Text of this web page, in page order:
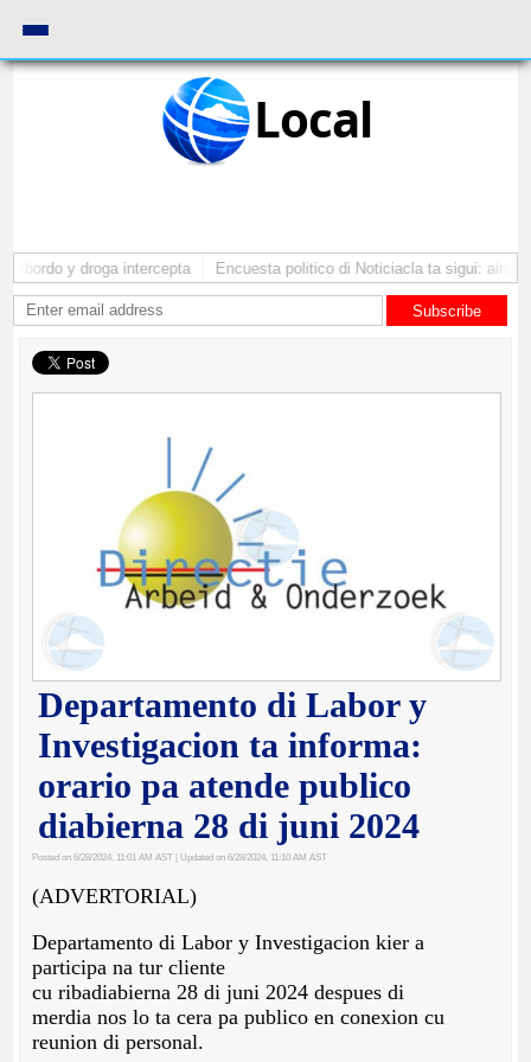
Local
abordo y droga intercepta Encuesta politico di Noticiacla ta sigui: ainda
Subscribe
Departamento di Labor y
Investigacion ta informa:
orario pa atende publico
diabierna 28 di juni 2024
Posted on 6/28/2024, 11:01 AM AST | Updated on 6/28/2024, 11:10 AM AST
(ADVERTORIAL)
Departamento di Labor y Investigacion kier a
participa na tur cliente
cu ribadiabierna 28 di juni 2024 despues di
merdia nos lo ta cera pa publico en conexion cu
reunion di personal.